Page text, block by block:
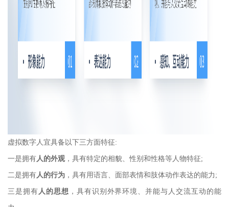
虚拟数字人宜具备以下三方面特征:
一是拥有 人的外观，具有特定的相貌、性别和性格等人物特征;
二是拥有 人的行为 ，具有用语言、面部表情和肢体动作表达的能力;
三是拥有 人的思想 ，具有识别外界环境、并能与人交流互动的能